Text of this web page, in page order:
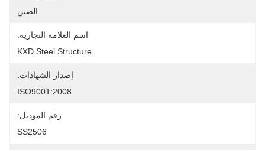
الصين
اسم العلامة التجارية:
KXD Steel Structure
إصدار الشهادات:
ISO9001:2008
رقم الموديل:
SS2506